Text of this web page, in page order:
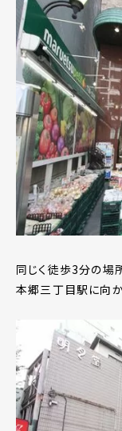
同じく徒歩3分の場
本郷三丁目駅に向